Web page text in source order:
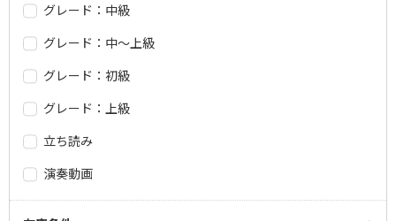
グレード：中級
グレード：中～上級
グレード：初級
グレード：上級
立ち読み
演奏動画